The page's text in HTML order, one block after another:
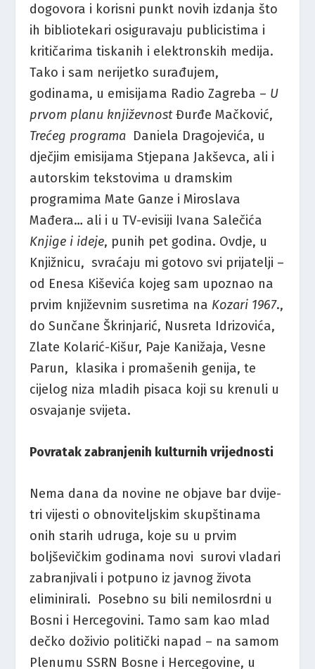
dogovora i korisni punkt novih izdanja što
ih bibliotekari osiguravaju publicistima i
kritičarima tiskanih i elektronskih medija.
Tako i sam nerijetko surađujem,
godinama, u emisijama Radio Zagreba – U
prvom planu književnostĐurđe Mačković,
Trećeg programa Daniela Dragojevića, u
dječjim emisijama Stjepana Jakševca, ali i
autorskim tekstovima u dramskim
programima Mate Ganze i Miroslava
Mađera… ali i u TV-evisiji Ivana Salečića
Knjige i ideje, punih pet godina. Ovdje, u
Knjižnicu, svraćaju mi gotovo svi prijatelji –
od Enesa Kiševića kojeg sam upoznao na
prvim književnim susretima na Kozari 1967.,
do Sunčane Škrinjarić, Nusreta Idrizovića,
Zlate Kolarić-Kišur, Paje Kanižaja, Vesne
Parun, klasika i promašenih genija, te
cijelog niza mladih pisaca koji su krenuli u
osvajanje svijeta.
Povratak zabranjenih kulturnih vrijednosti
Nema dana da novine ne objave bar dvije-
tri vijesti o obnoviteljskim skupštinama
onih starih udruga, koje su u prvim
boljševičkim godinama novi surovi vladari
zabranjivali i potpuno iz javnog života
eliminirali. Posebno su bili nemilosrdni u
Bosni i Hercegovini. Tamo sam kao mlad
dečko doživio politički napad – na samom
Plenumu SSRN Bosne i Hercegovine, u